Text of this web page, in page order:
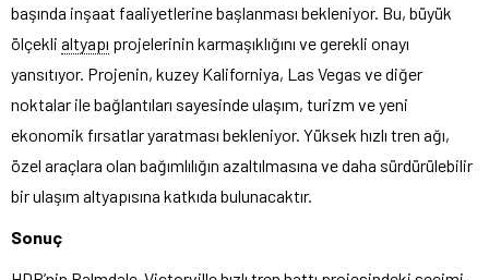
başında inşaat faaliyetlerine başlanması bekleniyor. Bu, büyük
ölçekli altyapı projelerinin karmaşıklığını ve gerekli onayı
yansıtıyor. Projenin, kuzey Kaliforniya, Las Vegas ve diğer
noktalar ile bağlantıları sayesinde ulaşım, turizm ve yeni
ekonomik fırsatlar yaratması bekleniyor. Yüksek hızlı tren ağı,
özel araçlara olan bağımlılığın azaltılmasına ve daha sürdürülebilir
bir ulaşım altyapısına katkıda bulunacaktır.
Sonuç